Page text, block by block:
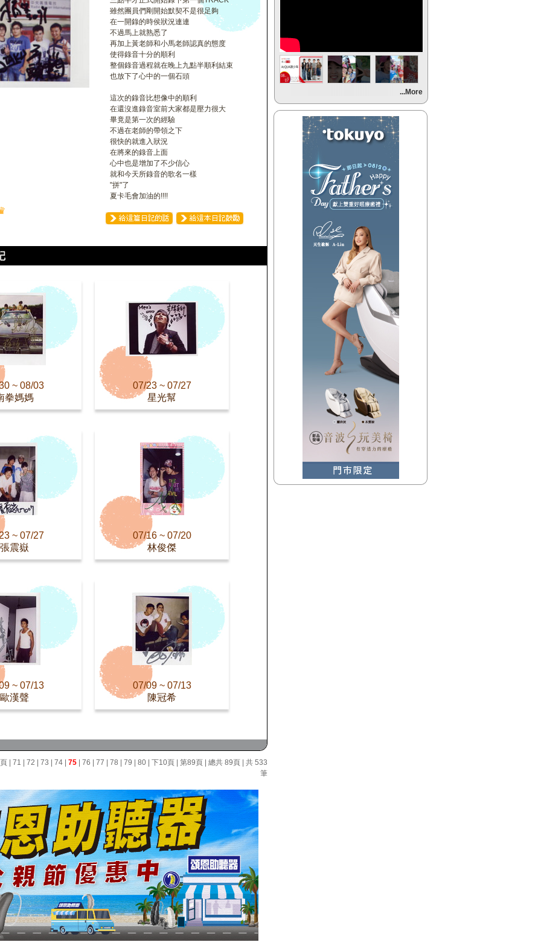
雖然團員們剛開始默契不是很足夠
在一開錄的時侯狀況連連
不過馬上就熟悉了
再加上黃老師和小馬老師認真的態度
使得錄音十分的順利
整個錄音過程就在晚上九點半順利結束
也放下了心中的一個石頭
這次的錄音比想像中的順利
在還沒進錄音室前大家都是壓力很大
畢竟是第一次的經驗
不過在老師的帶領之下
很快的就進入狀況
在將來的錄音上面
心中也是增加了不少信心
就和今天所錄音的歌名一樣
"拼"了
夏卡毛會加油的!!!!
~ 08/03
拳媽媽
07/23 ~ 07/27
星光幫
~ 07/27
張震嶽
07/16 ~ 07/20
林俊傑
~ 07/13
歐漢聲
07/09 ~ 07/13
陳冠希
71 72 73 74 75 76 77 78 79 80 下10頁 第89頁 | 總共 89頁 | 共 533
筆
(聯播)
OH YA DJ-木木
【Next】
【HitFm正在進行】
OH YA DJ-木木
【Next】
(聯播)夜貓DJ-Dennis
【HitFm正在進行】
(聯播)
OH YA DJ-木木
(聯播)夜貓DJ-Dennis
...More